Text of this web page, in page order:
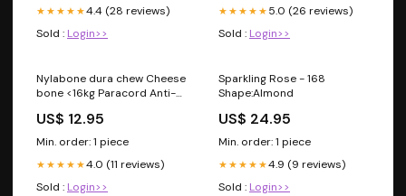
★★★★★4.4 (28 reviews)
Sold : Login>>
★★★★★ 5.0 (26 reviews)
Sold : Login>>
Nylabone dura chew Cheese
bone <16kg Paracord Anti-
US$ 12.95
Min. order: 1 piece
★★★★★4.0 (11 reviews)
Sold : Login>>
Sparkling Rose - 168
Shape:Almond
US$ 24.95
Min. order: 1 piece
★★★★★4.9 (9 reviews)
Sold : Login>>